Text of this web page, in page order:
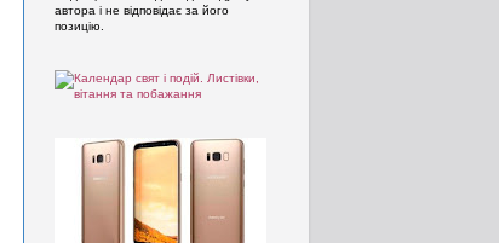
автора і не відповідає за його
позицію.